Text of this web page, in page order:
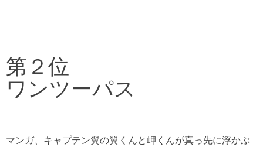
第２位
ワンツーパス
マンガ、キャプテン翼の翼くんと岬くんが真っ先に浮かぶ